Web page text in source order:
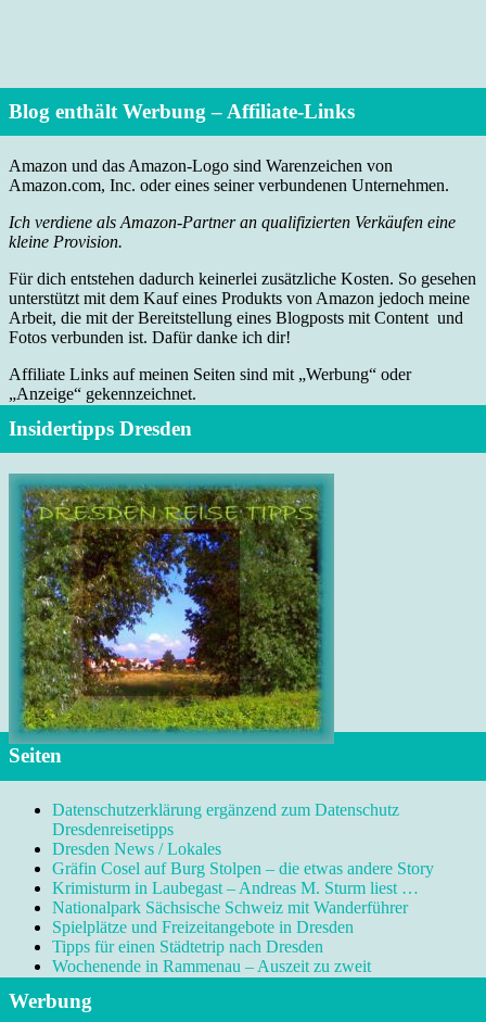
Blog enthält Werbung – Affiliate-Links
Amazon und das Amazon-Logo sind Warenzeichen von
Amazon.com, Inc. oder eines seiner verbundenen Unternehmen.
Ich verdiene als Amazon-Partner an qualifizierten Verkäufen eine
kleine Provision.
Für dich entstehen dadurch keinerlei zusätzliche Kosten. So gesehen
unterstützt mit dem Kauf eines Produkts von Amazon jedoch meine
Arbeit, die mit der Bereitstellung eines Blogposts mit Content und
Fotos verbunden ist. Dafür danke ich dir!
Affiliate Links auf meinen Seiten sind mit „Werbung“ oder
„Anzeige“ gekennzeichnet.
Insidertipps Dresden
Seiten
Datenschutzerklärung ergänzend zum Datenschutz
Dresdenreisetipps
Dresden News / Lokales
Gräfin Cosel auf Burg Stolpen – die etwas andere Story
Krimisturm in Laubegast – Andreas M. Sturm liest …
Nationalpark Sächsische Schweiz mit Wanderführer
Spielplätze und Freizeitangebote in Dresden
Tipps für einen Städtetrip nach Dresden
Wochenende in Rammenau – Auszeit zu zweit
Werbung